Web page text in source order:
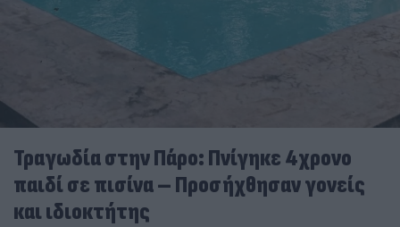
Τραγωδία στην Πάρο: Πνίγηκε 4χρονο
παιδί σε πισίνα – Προσήχθησαν γονείς
και ιδιοκτήτης